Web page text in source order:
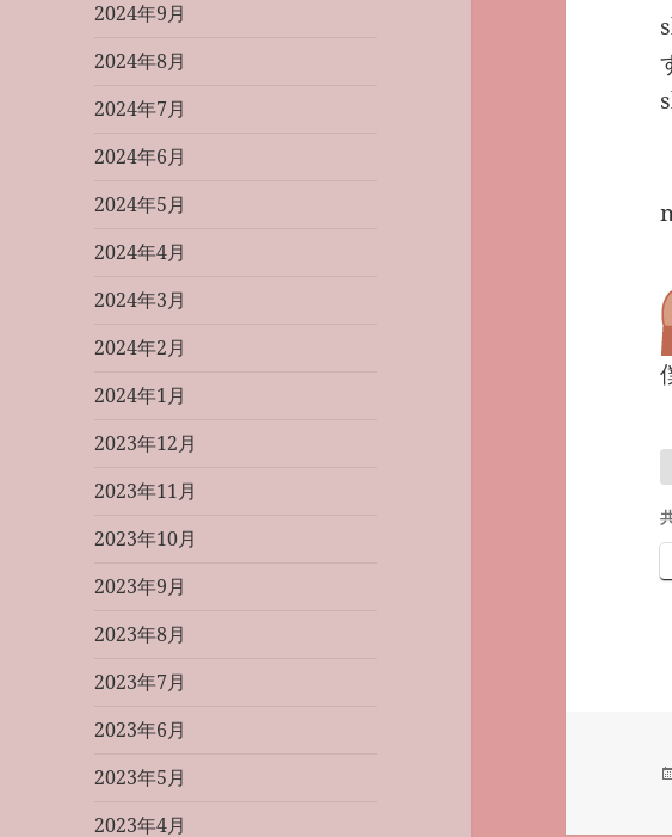
2024年9月
2024年8月
2024年7月
2024年6月
2024年5月
2024年4月
2024年3月
2024年2月
2024年1月
2023年12月
2023年11月
2023年10月
2023年9月
2023年8月
2023年7月
2023年6月
2023年5月
2023年4月